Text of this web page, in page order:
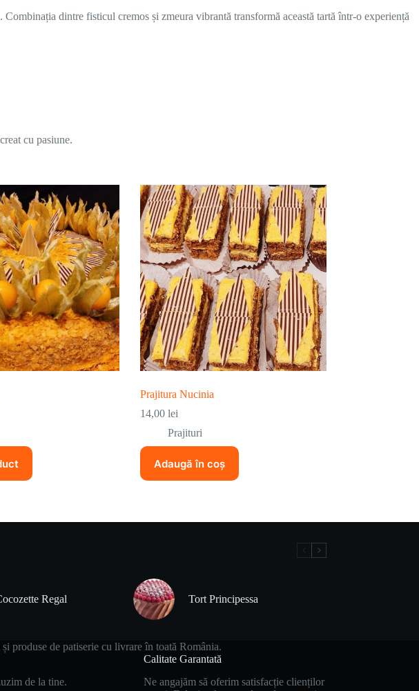
dintre fisticul cremos și zmeura vibrantă transformă această tartă într-o experiență
cu pasiune.
Prajitura Nucinia
14,00 lei
Prajituri
Adaugă în coș
Regal Tort Principessa
produse de patiserie cu livrare în toată România.
de la tine.
Calitate Garantată
Ne angajăm să oferim satisfacție clienților